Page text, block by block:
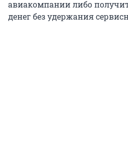
авиакомпании либо
денег без удержания